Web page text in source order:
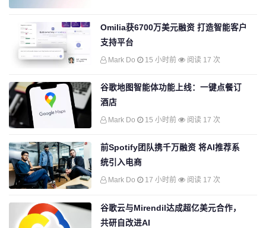
Omilia获6700万美元融资 打造智能客户
支持平台
Mark Do 15 小时前 阅读 17 次
谷歌地图智能体功能上线：一键点餐订
酒店
Mark Do 15 小时前 阅读 17 次
前Spotify团队携千万融资 将AI推荐系
统引入电商
Mark Do 17 小时前 阅读 17 次
谷歌云与Mirendil达成超亿美元合作，
共研自改进AI